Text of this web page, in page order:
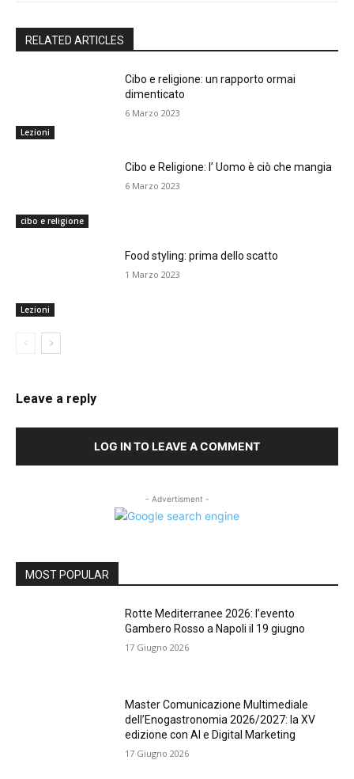
RELATED ARTICLES
Lezioni
Cibo e religione: un rapporto ormai
dimenticato
6 Marzo 2023
cibo e religione
Cibo e Religione: I’ Uomo è ciò che mangia
6 Marzo 2023
Lezioni
Food styling: prima dello scatto
1 Marzo 2023
Leave a reply
LOG IN TO LEAVE A COMMENT
- Advertisment -
MOST POPULAR
Rotte Mediterranee 2026: l’evento
Gambero Rosso a Napoli il 19 giugno
17 Giugno 2026
Master Comunicazione Multimediale
dell’Enogastronomia 2026/2027: la XV
edizione con AI e Digital Marketing
17 Giugno 2026